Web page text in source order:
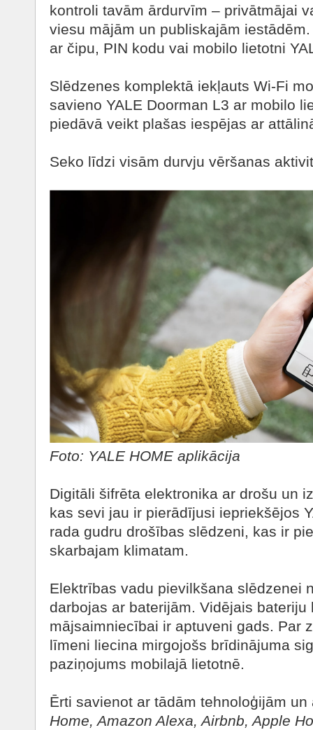
kontroli tavām ārdurvīm – privātmājai
viesu mājām un publiskajām
ar čipu, PIN kodu vai mobilo lietotni
Slēdzenes komplektā iekļauts Wi-Fi
savieno YALE Doorman L3 ar mobilo
piedāvā veikt plašas iespējas ar
Seko līdzi visām durvju vēršanas
Foto: YALE HOME aplikācija
Digitāli šifrēta elektronika ar drošu un
kas sevi jau ir pierādījusi iepriekšējos
rada gudru drošības slēdzeni, kas ir
skarbajam klimatam.
Elektrības vadu pievilkšana slēdzenei
darbojas ar baterijām. Vidējais
mājsaimniecībai ir aptuveni gads. Par
līmeni liecina mirgojošs brīdinājuma
paziņojums mobilajā lietotnē.
Ērti savienot ar tādām tehnoloģijām
Home, Amazon Alexa, Airbnb, Apple